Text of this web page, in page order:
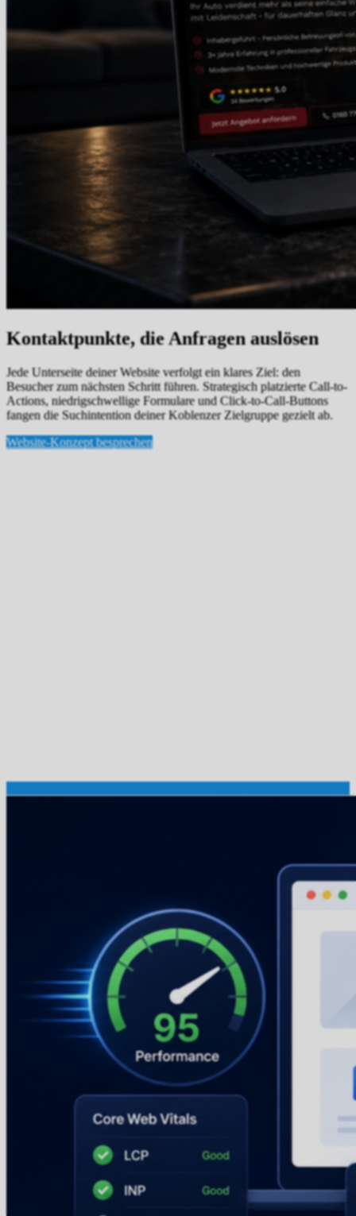
Kontaktpunkte, die Anfragen auslösen
Jede Unterseite deiner Website verfolgt ein klares Ziel: den
Besucher zum nächsten Schritt führen. Strategisch platzierte Call-to-
Actions, niedrigschwellige Formulare und Click-to-Call-Buttons
fangen die Suchintention deiner Koblenzer Zielgruppe gezielt ab.
Website-Konzept besprechen